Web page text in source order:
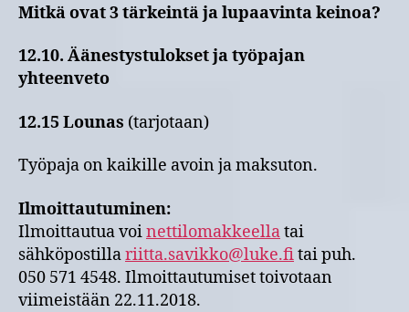
Mitkä ovat 3 tärkeintä ja lupaavinta keinoa?
12.10. Äänestystulokset ja työpajan
yhteenveto
12.15 Lounas (tarjotaan)
Työpaja on kaikille avoin ja maksuton.
Ilmoittautuminen:
Ilmoittautua voinettilomakkeellatai
sähköpostillariitta.savikko@luke.fitai puh.
050 571 4548. Ilmoittautumiset toivotaan
viimeistään 22.11.2018.